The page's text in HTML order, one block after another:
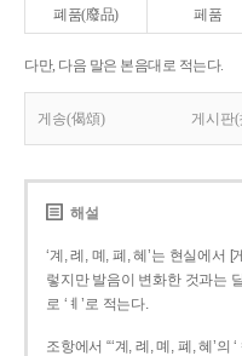
폐품(廢品) 페품
다만, 다음 말은 본음대로 적는다.
게송(偈頌) 게시판
해설
‘계, 례, 몌, 폐, 혜’는 현실에서
렇지만 발음이 변화한 것과는
로 ‘ㅖ’로 적는다.
조항에서 “‘계, 례, 몌, 폐, 혜’의